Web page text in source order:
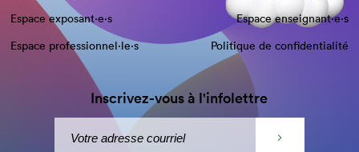
Espace exposant·e⋅s
Espace enseignant·e⋅s
Espace professionnel·le⋅s
Politique de confidentialité
Inscrivez-vous à l'infolettre